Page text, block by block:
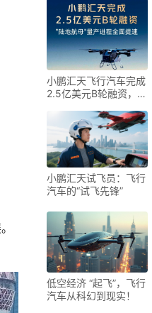
小鹏汇天飞行汽车完成
2.5亿美元B轮融资，助
小鹏汇天试飞员：飞行
汽车的“试飞先锋”
低空经济 “起飞”，飞行
汽车从科幻到现实！